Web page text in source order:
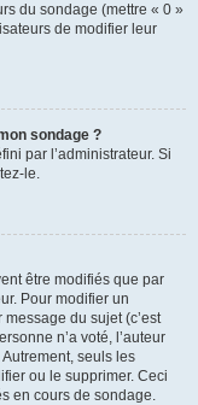
du sondage (mettre « 0 »
de modifier leur
sondage ?
par l’administrateur. Si
le.
être modifiés que par
Pour modifier un
du sujet (c’est
n’a voté, l’auteur
seuls les
ou le supprimer. Ceci
en cours de sondage.